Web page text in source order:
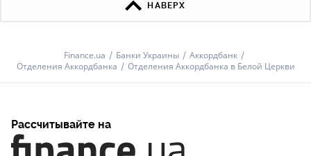
НАВЕРХ
Finance.ua Банки Украины
Аккордбанк
Отделения Аккордбанка
Отделения Аккордбанка в Белой Церкви
Рассчитывайте на